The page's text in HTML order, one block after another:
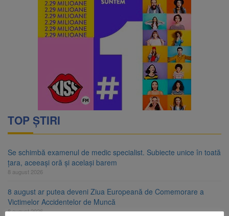
TOP ȘTIRI
Se schimbă examenul de medic specialist. Subiecte unice în toată
țara, aceeași oră și același barem
8 august 2026
8 august ar putea deveni Ziua Europeană de Comemorare a
Victimelor Accidentelor de Muncă
8 august 2026